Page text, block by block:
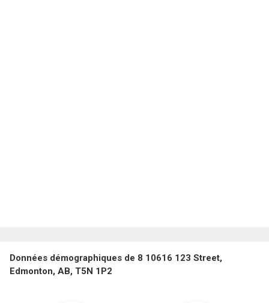
Données démographiques de 8 10616 123 Street,
Edmonton, AB, T5N 1P2